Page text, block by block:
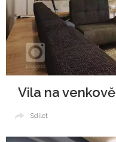
Vila na venkově
Sdílet